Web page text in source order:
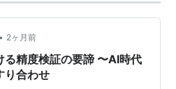
• 2ヶ月前
精度検証の要諦 〜AI時代
り合わせ